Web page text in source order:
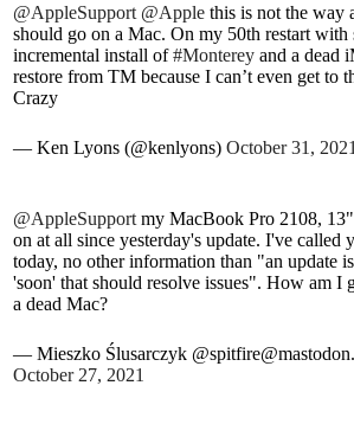
@AppleSupport @Apple this is not the way
should go on a Mac. On my 50th restart with
incremental install of#Monterey and a dead
restore from TM because I can’t even get to
Crazy
— Ken Lyons (@kenlyons) October 31, 2021
@AppleSupport my MacBook Pro 2108,
on at all since yesterday's update. I've called
today, no other information than "an update
'soon' that should resolve issues". How am I
a dead Mac?
— Mieszko Ślusarczyk @
October 27, 2021